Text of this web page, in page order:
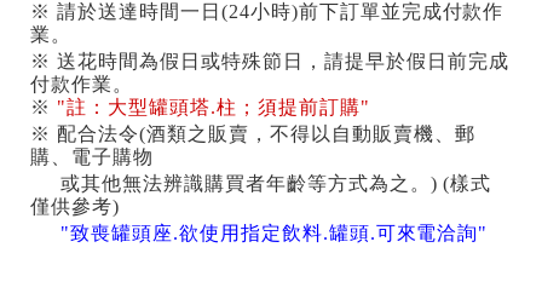
※ 請於送達時間一日(24小時)前下訂單並完成付款作
業。
※ 送花時間為假日或特殊節日，請提早於假日前完成
付款作業。
※ "註：大型罐頭塔.柱；須提前訂購"
※ 配合法令(酒類之販賣，不得以自動販賣機、郵
購、電子購物
或其他無法辨識購買者年齡等方式為之。) (樣式
僅供參考)
"致喪罐頭座.欲使用指定飲料.罐頭.可來電洽詢"